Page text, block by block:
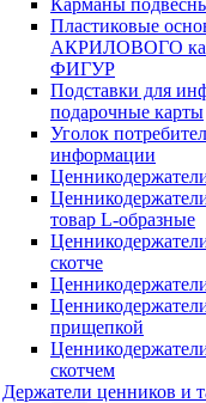
Карманы
Пластиковые
АКРИЛОВОГО
ФИГУР
Подставки для
подарочные карты
Уголок
информации
товар L-образные
скотче
прищепкой
скотчем
Держатели ценников и